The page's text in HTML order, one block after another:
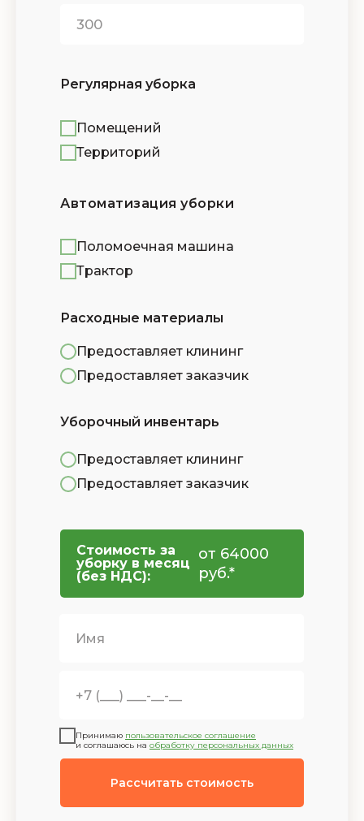
Стоимость за
уборку в месяц
(без НДС):
от 64000
руб.*
Принимаю пользовательское соглашение
и соглашаюсь на обработку персональных данных
Рассчитать стоимость
Помещений
Территорий
Регулярная уборка
Поломоечная машина
Трактор
Автоматизация уборки
Предоставляет клининг
Предоставляет заказчик
Расходные материалы
Предоставляет клининг
Предоставляет заказчик
Уборочный инвентарь